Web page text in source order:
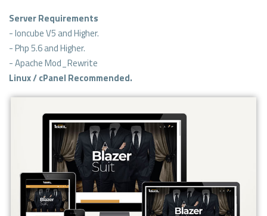
Server Requirements
- Ioncube V5 and Higher.
- Php 5.6 and Higher.
- Apache Mod_Rewrite
Linux / cPanel Recommended.